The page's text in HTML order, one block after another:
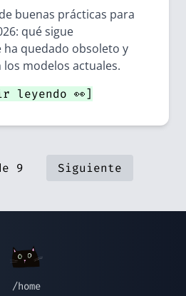
buenas prácticas para
qué sigue
quedado obsoleto y
los modelos actuales.
leyendo 👀]
9 Siguiente
/home